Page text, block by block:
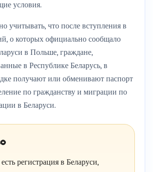
условия.
учитывать, что после вступления в
о которых официально сообщало
в Польше, граждане,
в Республике Беларусь, в
получают или обменивают паспорт
по гражданству и миграции по
в Беларуси.
регистрация в Беларуси,